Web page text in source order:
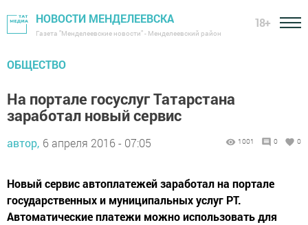
НОВОСТИ МЕНДЕЛЕЕВСКА
Газета "Менделеевские новости" - Менделеевский район
18+
ОБЩЕСТВО
На портале госуслуг Татарстана
заработал новый сервис
автор, 6 апреля 2016 - 07:05 1001 0 0
Новый сервис автоплатежей заработал на портале
государственных и муниципальных услуг РТ.
Автоматические платежи можно использовать для